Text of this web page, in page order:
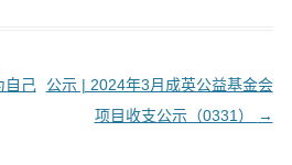
自己
公示 | 2024年3月成英公益基金会
项目收支公示（0331）
→